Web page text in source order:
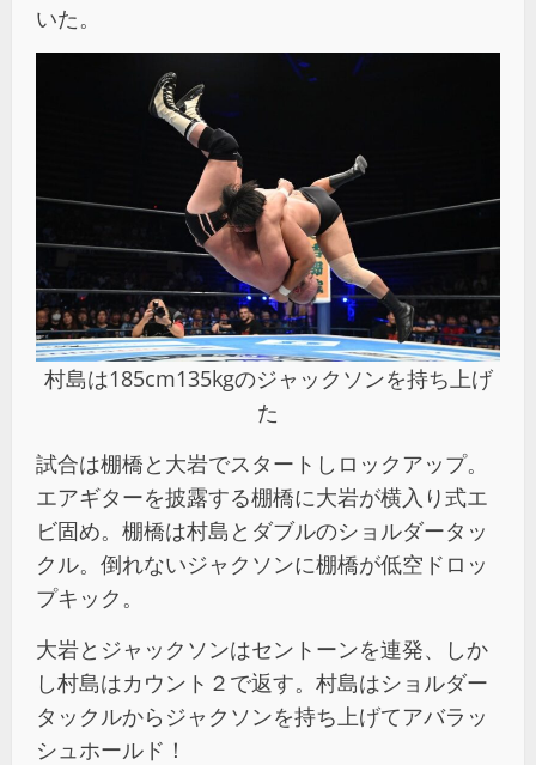
いた。
村島は185cm135kgのジャックソンを持ち上げ
た
試合は棚橋と大岩でスタートしロックアップ。
エアギターを披露する棚橋に大岩が横入り式エ
ビ固め。棚橋は村島とダブルのショルダータッ
クル。倒れないジャクソンに棚橋が低空ドロッ
プキック。
大岩とジャックソンはセントーンを連発、しか
し村島はカウント２で返す。村島はショルダー
タックルからジャクソンを持ち上げてアバラッ
シュホールド！